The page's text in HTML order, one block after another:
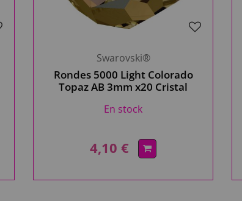
Swarovski®
Rondes 5000 Light Colorado
Topaz AB 3mm x20 Cristal
En stock
4,10 €